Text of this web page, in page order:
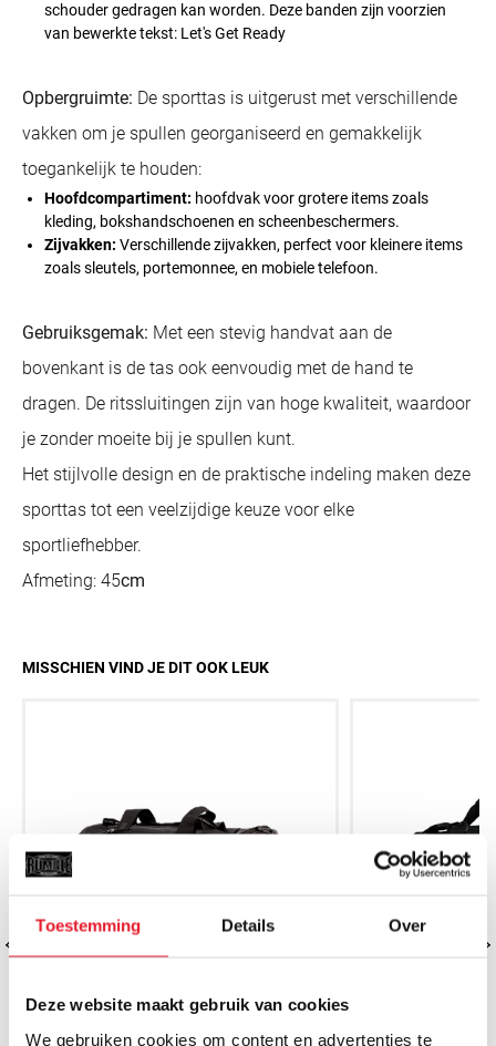
Toestemming Details Over
Deze website maakt gebruik van cookies
We gebruiken cookies om content en advertenties te
schouder gedragen kan worden. Deze banden zijn voorzien
van bewerkte tekst: Let's Get Ready
Opbergruimte: De sporttas is uitgerust met verschillende
vakken om je spullen georganiseerd en gemakkelijk
toegankelijk te houden:
Hoofdcompartiment: hoofdvak voor grotere items zoals
kleding, bokshandschoenen en scheenbeschermers.
Zijvakken: Verschillende zijvakken, perfect voor kleinere items
zoals sleutels, portemonnee, en mobiele telefoon.
Gebruiksgemak: Met een stevig handvat aan de
bovenkant is de tas ook eenvoudig met de hand te
dragen. De ritssluitingen zijn van hoge kwaliteit, waardoor
je zonder moeite bij je spullen kunt.
Het stijlvolle design en de praktische indeling maken deze
sporttas tot een veelzijdige keuze voor elke
sportliefhebber.
Afmeting: 45cm
MISSCHIEN VIND JE DIT OOK LEUK